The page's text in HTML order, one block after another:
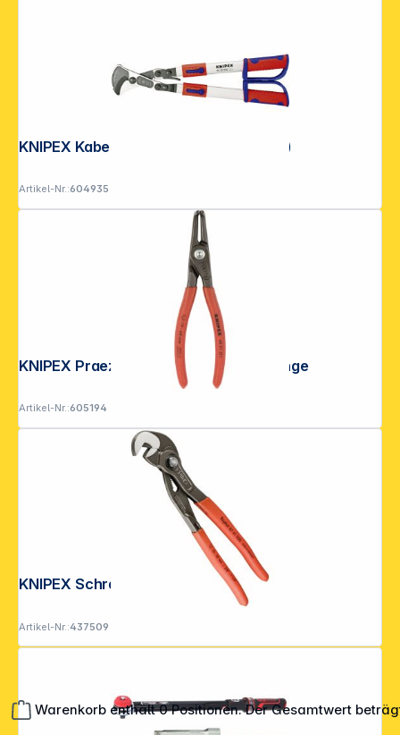
Warenkorb enthält 0 Positionen. Der Gesamtwert
KNIPEX Kabelschere (Ratschenprinzip)
Artikel-Nr.:604935
KNIPEX Praezision- Sicherungsringzange
Artikel-Nr.:605194
KNIPEX Schraubzange 250 mm
Artikel-Nr.:437509